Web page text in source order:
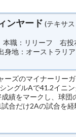
ンヤード (テキサ
本職：リリーフ 右投
身地：オーストラリ
ズのマイナーリー
ングルAで41.2イニ
績をマークし、球団
合だけ2Aの試合を